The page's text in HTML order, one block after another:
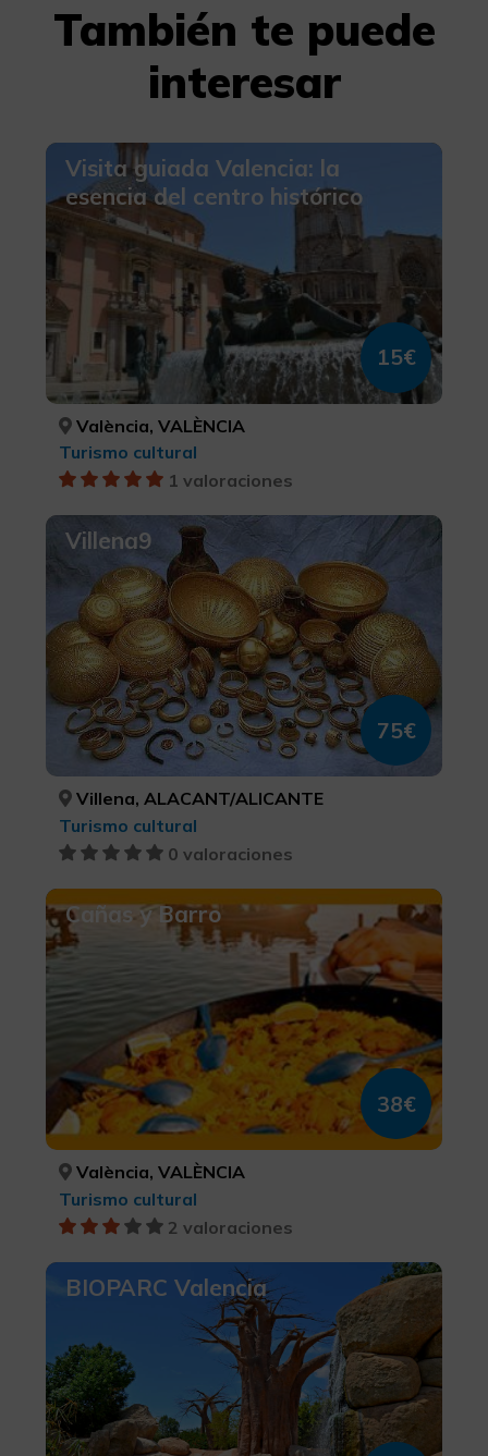
También te puede
interesar
Visita guiada Valencia: la
esencia del centro histórico
15€
València, VALÈNCIA
Turismo cultural
1 valoraciones
Villena9
75€
Villena, ALACANT/ALICANTE
Turismo cultural
0 valoraciones
Cañas y Barro
38€
València, VALÈNCIA
Turismo cultural
2 valoraciones
BIOPARC Valencia